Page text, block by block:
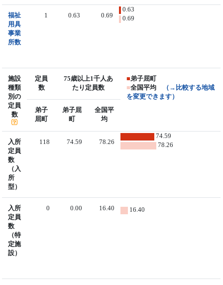
福祉
用具
事業
所数
1 0.63 0.69
0.63
0.69
施設
種類
別の
定員
数
定員
数
75歳以上1千人あ
たり定員数
■弟子屈町
■全国平均
（→比較する地域
を変更できます）
弟子
屈町
弟子屈
町
全国平
均
入所
定員
数
（入
所
型）
118 74.59 78.26
74.59
78.26
入所
定員
数
（特
定施
設）
0 0.00 16.40 16.40